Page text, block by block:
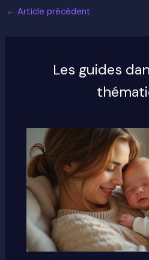
← Article précédent
Les guides